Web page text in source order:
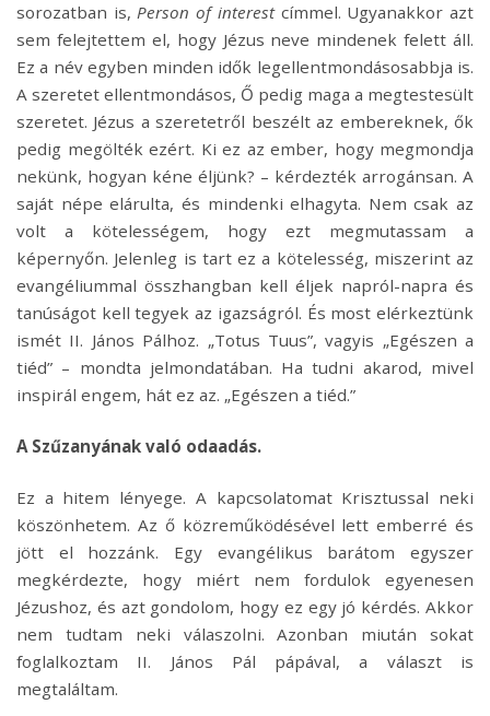
sorozatban is,Person of interestcímmel. Ugyanakkor azt
sem felejtettem el, hogy Jézus neve mindenek felett áll.
Ez a név egyben minden idők legellentmondásosabbja is.
A szeretet ellentmondásos, Ő pedig maga a megtestesült
szeretet. Jézus a szeretetről beszélt az embereknek, ők
pedig megölték ezért. Ki ez az ember, hogy megmondja
nekünk, hogyan kéne éljünk? – kérdezték arrogánsan. A
saját népe elárulta, és mindenki elhagyta. Nem csak az
volt a kötelességem, hogy ezt megmutassam a
képernyőn. Jelenleg is tart ez a kötelesség, miszerint az
evangéliummal összhangban kell éljek napról-napra és
tanúságot kell tegyek az igazságról. És most elérkeztünk
ismét II. János Pálhoz. „Totus Tuus”, vagyis „Egészen a
tiéd” – mondta jelmondatában. Ha tudni akarod, mivel
inspirál engem, hát ez az. „Egészen a tiéd.”
A Szűzanyának való odaadás.
Ez a hitem lényege. A kapcsolatomat Krisztussal neki
köszönhetem. Az ő közreműködésével lett emberré és
jött el hozzánk. Egy evangélikus barátom egyszer
megkérdezte, hogy miért nem fordulok egyenesen
Jézushoz, és azt gondolom, hogy ez egy jó kérdés. Akkor
nem tudtam neki válaszolni. Azonban miután sokat
foglalkoztam II. János Pál pápával, a választ is
megtaláltam.